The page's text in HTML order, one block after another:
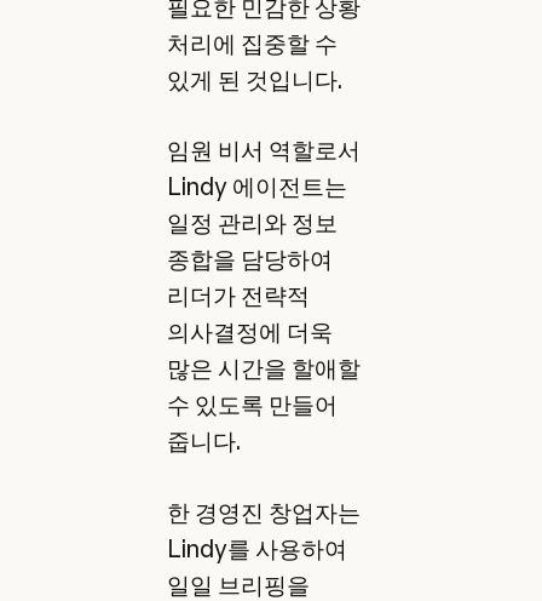
필요한 민감한 상황
처리에 집중할 수
있게 된 것입니다.
임원 비서 역할로서
Lindy 에이전트는
일정 관리와 정보
종합을 담당하여
리더가 전략적
의사결정에 더욱
많은 시간을 할애할
수 있도록 만들어
줍니다.
한 경영진 창업자는
Lindy를 사용하여
일일 브리핑을